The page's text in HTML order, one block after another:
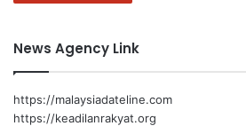
News Agency Link
https://malaysiadateline.com
https://keadilanrakyat.org